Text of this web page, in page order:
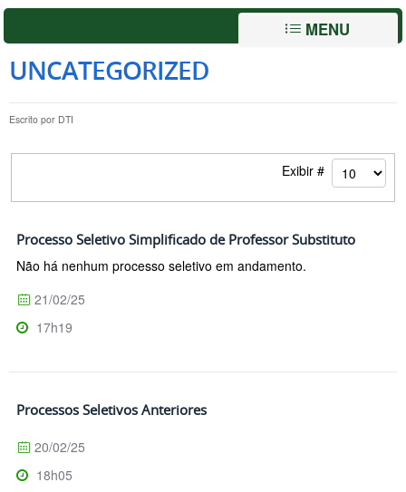
MENU
UNCATEGORIZED
Escrito por DTI
Exibir #
Processo Seletivo Simplificado de Professor Substituto
Não há nenhum processo seletivo em andamento.
21/02/25
17h19
Processos Seletivos Anteriores
20/02/25
18h05